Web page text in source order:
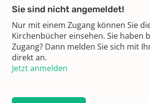
Sie sind nicht angemeldet!
Nur mit einem Zugang können Sie
Kirchenbücher einsehen. Sie haben
Zugang? Dann melden Sie sich mit
direkt an.
Jetzt anmelden